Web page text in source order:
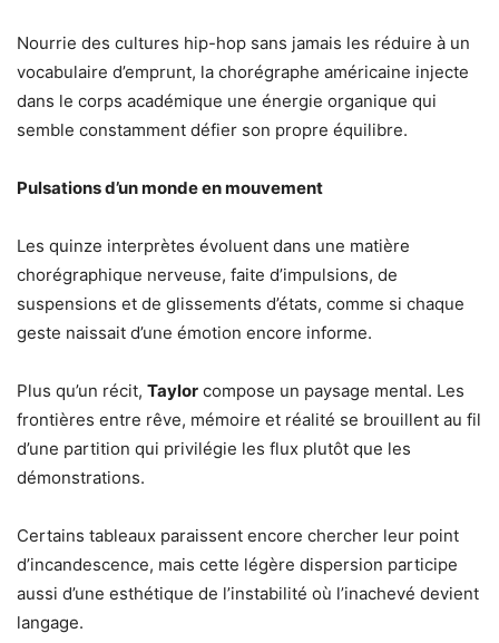
Nourrie des cultures hip-hop sans jamais les réduire à un
vocabulaire d’emprunt, la chorégraphe américaine injecte
dans le corps académique une énergie organique qui
semble constamment défier son propre équilibre.
Pulsations d’un monde en mouvement
Les quinze interprètes évoluent dans une matière
chorégraphique nerveuse, faite d’impulsions, de
suspensions et de glissements d’états, comme si chaque
geste naissait d’une émotion encore informe.
Plus qu’un récit, Taylor compose un paysage mental. Les
frontières entre rêve, mémoire et réalité se brouillent au fil
d’une partition qui privilégie les flux plutôt que les
démonstrations.
Certains tableaux paraissent encore chercher leur point
d’incandescence, mais cette légère dispersion participe
aussi d’une esthétique de l’instabilité où l’inachevé devient
langage.